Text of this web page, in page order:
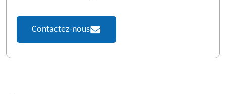
Contactez-nous